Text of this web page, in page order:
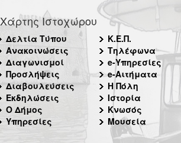
Χάρτης Ιστοχώρου
Δελτία Τύπου
Ανακοινώσεις
Διαγωνισμοί
Προσλήψεις
Διαβουλεύσεις
Εκδηλώσεις
Ο Δήμος
Υπηρεσίες
Κ.Ε.Π.
Τηλέφωνα
e-Υπηρεσίες
e-Αιτήματα
Η Πόλη
Ιστορία
Κνωσός
Μουσεία